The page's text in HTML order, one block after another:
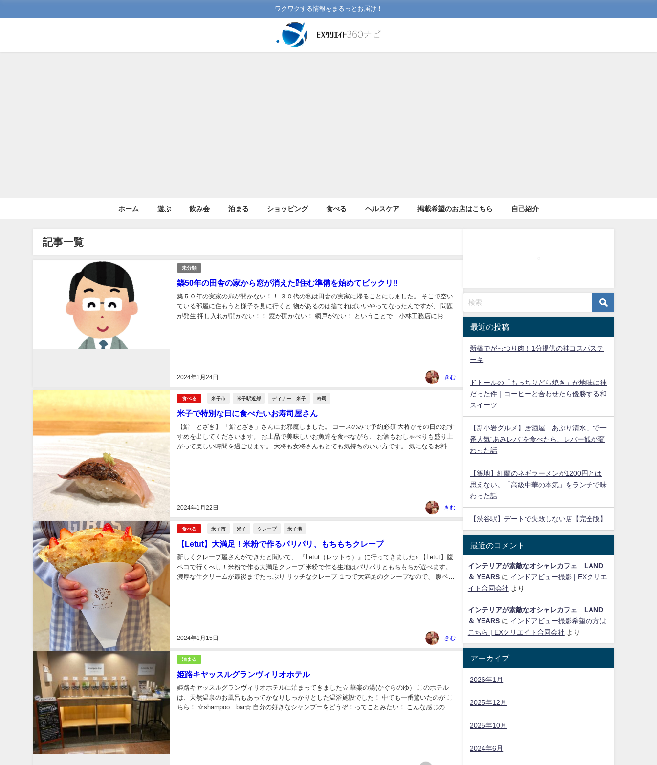
ワクワクする情報をまるっとお届け！
ホーム 遊ぶ 飲み会 泊まる ショッピング 食べる ヘルスケア 掲載希望のお店はこちら 自己紹介
記事一覧
未分類
築50年の田舎の家から窓が消えた⁉︎住む準備を始めてビックリ‼︎
2024年1月24日
築５０年の実家の扉が開かない！！ ３０代の私は田舎の実家に帰ることにしました。 そこで空い
ている部屋に住もうと様子を見に行くと 物があるのは捨てればいいやってなったんですが、 問題
が発生 押し入れが開かない！！ 窓が開かない！ 網戸がない！ ということで、小林工務店にお願
きむ
食べる 米子市 米子駅近郊 ディナー 米子 寿司
米子で特別な日に食べたいお寿司屋さん
2024年1月22日
【鮨 とざき】 「鮨とざき」さんにお邪魔しました。 コースのみで予約必須 大将がその日のおす
すめを出してくださいます。 お上品で美味しいお魚達を食べながら、 お酒もおしゃべりも盛り上
がって楽しい時間を過ごせます。 大将も女将さんもとても気持ちのいい方です。 気になるお料理
きむ
食べる 米子市 米子 クレープ 米子港
【Letut】大満足！米粉で作るパリパリ、もちもちクレープ
2024年1月15日
新しくクレープ屋さんができたと聞いて、 『Letut（レットゥ）』に行ってきました♪ 【Letut】腹
ペコで行くべし！米粉で作る大満足クレープ 米粉で作る生地はパリパリともちもちが選べます。
濃厚な生クリームが最後までたっぷり リッチなクレープ １つで大満足のクレープなので、 腹ペコ
きむ
泊まる
姫路キヤッスルグランヴィリオホテル
姫路キヤッスルグランヴィリオホテルに泊まってきました☆ 華楽の湯(かぐらのゆ） このホテル
は、天然温泉のお風呂もあってかなりしっかりとした温浴施設でした！ 中でも一番驚いたのが こ
ちら！ ☆shampoo bar☆ 自分の好きなシャンプーをどうぞ！ってことみたい！ こんな感じの容
最近の投稿
新橋でがっつり肉！1分提供の神コスパステ
ーキ
ドトールの「もっちりどら焼き」が地味に神
だった件｜コーヒーと合わせたら優勝する和
スイーツ
【新小岩グルメ】居酒屋「あぶり清水」で一
番人気“あみレバ”を食べたら、レバー観が変
わった話
【築地】紅蘭のネギラーメンが1200円とは
思えない。「高級中華の本気」をランチで味
わった話
【渋谷駅】デートで失敗しない店【完全版】
最近のコメント
インテリアが素敵なオシャレカフェ LAND
＆ YEARSに インドアビュー撮影 | EXクリエ
イト合同会社 より
インテリアが素敵なオシャレカフェ LAND
＆ YEARSに インドアビュー撮影希望の方は
こちら | EXクリエイト合同会社 より
アーカイブ
2026年1月
2025年12月
2025年10月
2024年6月